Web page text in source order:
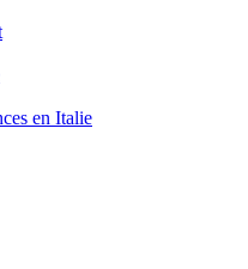
en Italie